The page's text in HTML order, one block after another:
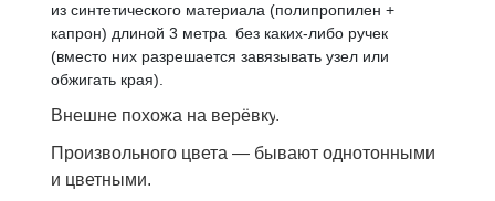
из синтетического материала (полипропилен +
капрон) длиной 3 метра без каких-либо ручек
(вместо них разрешается завязывать узел или
обжигать края).
Внешне похожа на верёвку.
Произвольного цвета — бывают однотонными
и цветными.